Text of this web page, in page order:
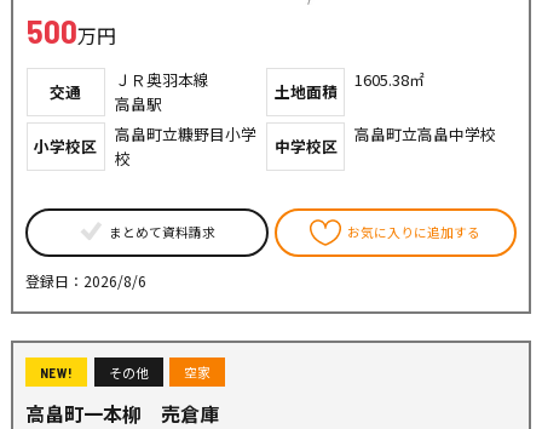
500万円
交通
ＪＲ奥羽本線
高畠駅
土地面積
1605.38㎡
小学校区
高畠町立糠野目小学
校
中学校区
高畠町立高畠中学校
まとめて資料請求 お気に入りに追加する
登録日：2026/8/6
NEW! その他 空家
高畠町一本柳 売倉庫